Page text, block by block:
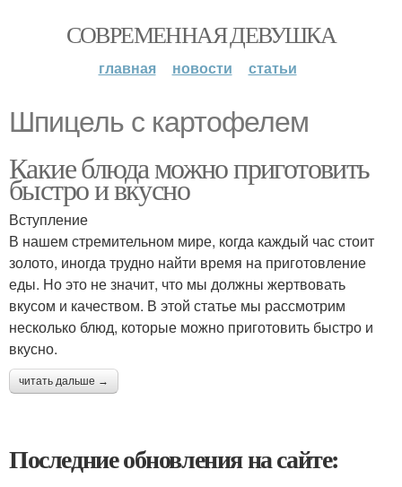
СОВРЕМЕННАЯ ДЕВУШКА
главная новости статьи
Шпицель с картофелем
Какие блюда можно приготовить
быстро и вкусно
Вступление
В нашем стремительном мире, когда каждый час стоит
золото, иногда трудно найти время на приготовление
еды. Но это не значит, что мы должны жертвовать
вкусом и качеством. В этой статье мы рассмотрим
несколько блюд, которые можно приготовить быстро и
вкусно.
читать дальше →
Последние обновления на сайте: